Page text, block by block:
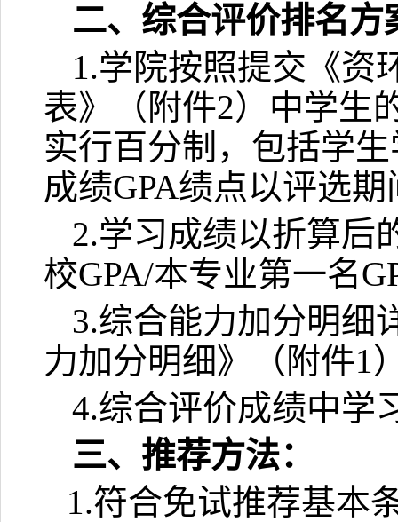
二、综合评价排名方
1.学院按照提交《资
表》（附件2）中学生
实行百分制，包括学
成绩GPA绩点以评选
2.学习成绩以折算后
校GPA/本专业第一名
3.综合能力加分明细
力加分明细》（附件1
4.综合评价成绩中学
三、推荐方法：
1.符合免试推荐基本